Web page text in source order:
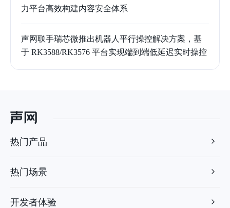
力平台高效构建内容安全体系
声网联手瑞芯微推出机器人平行操控解决方案，基
于 RK3588/RK3576 平台实现端到端低延迟实时操控
热门产品
热门场景
开发者体验